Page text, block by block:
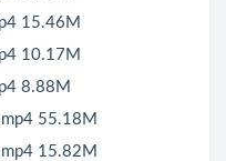
15.46M
10.17M
8.88M
55.18M
15.82M